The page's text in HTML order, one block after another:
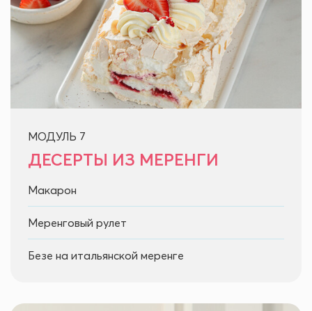
МОДУЛЬ 7
ДЕСЕРТЫ ИЗ МЕРЕНГИ
Макарон
Меренговый рулет
Безе на итальянской меренге